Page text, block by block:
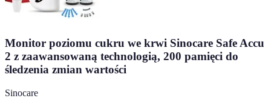
Monitor poziomu cukru we krwi Sinocare Safe Accu
2 z zaawansowaną technologią, 200 pamięci do
śledzenia zmian wartości
Sinocare